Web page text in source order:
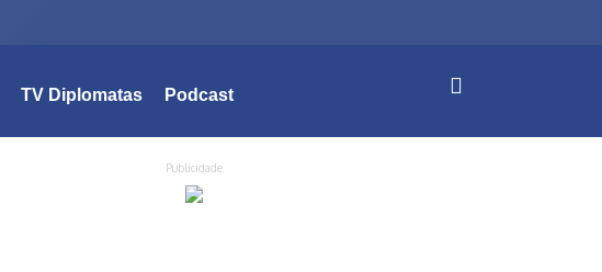
TV Diplomatas Podcast
Publicidade